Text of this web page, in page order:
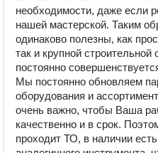
необходимости, даже если
нашей мастерской. Таким
одинаково полезны, как
так и крупной
постоянно
Мы постоянно обновляем
оборудования и
очень важно, чтобы Ваша
качественно и в срок.
проходит ТО, в наличии